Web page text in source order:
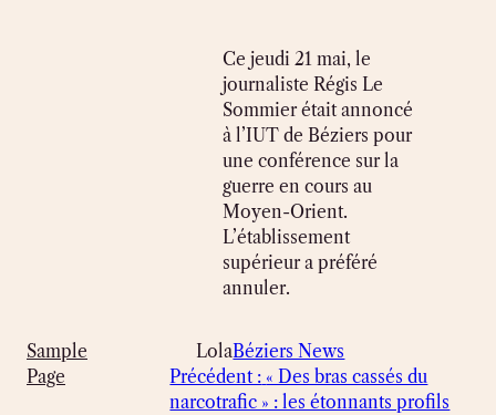
Sample
Page
Ce jeudi 21 mai, le
journaliste Régis Le
Sommier était annoncé
à l’IUT de Béziers pour
une conférence sur la
guerre en cours au
Moyen-Orient.
L’établissement
supérieur a préféré
annuler.
LolaBéziers News
Précédent : « Des bras cassés du
narcotrafic » : les étonnants profils